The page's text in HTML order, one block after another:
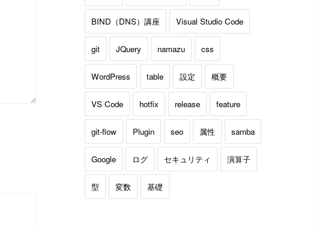
BIND（DNS）講座 Visual Studio Code
git JQuery namazu css
WordPress table 設定 概要
VS Code hotfix release feature
git-flow Plugin seo 属性 samba
Google ログ セキュリティ 演算子
型 変数 基礎